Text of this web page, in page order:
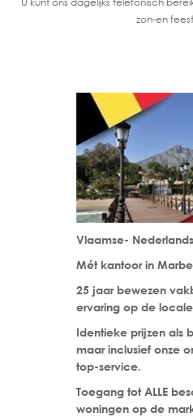
zon-en
Vlaamse-
Mét kantoor in
25 jaar bewezen
ervaring op de
Identieke prijzen als
maar inclusief onze
top-service.
Toegang tot ALLE
woningen op de